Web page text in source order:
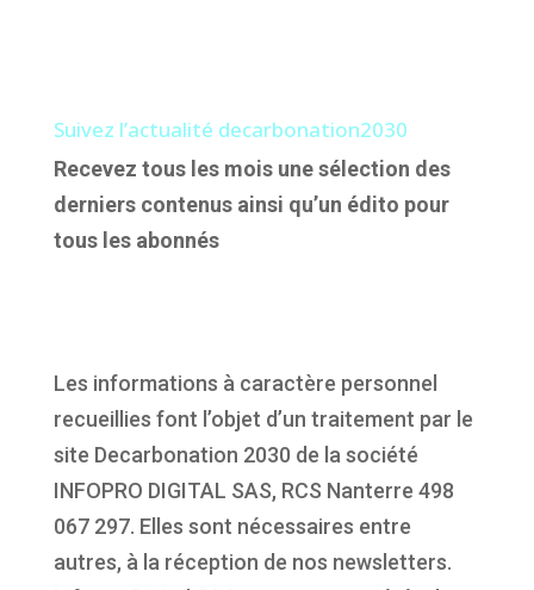
Suivez l’actualité decarbonation2030
Recevez tous les mois une sélection des
derniers contenus ainsi qu’un édito pour
tous les abonnés
Les informations à caractère personnel
recueillies font l’objet d’un traitement par le
site Decarbonation 2030 de la société
INFOPRO DIGITAL SAS, RCS Nanterre 498
067 297. Elles sont nécessaires entre
autres, à la réception de nos newsletters.